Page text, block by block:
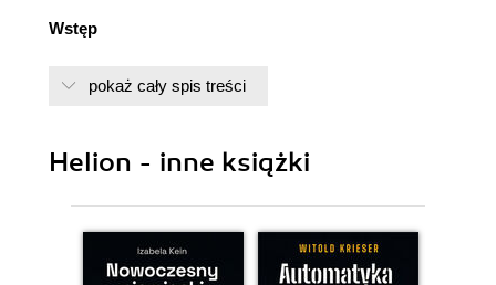
Wstęp
podstawy cyberbezpieczeństwa
Niezałatane luki w zabezpieczeniach
Błędy w konfiguracji
Słabe, ujawnione i wykradzione
poświadczenia
pokaż cały spis treści
Helion - inne książki